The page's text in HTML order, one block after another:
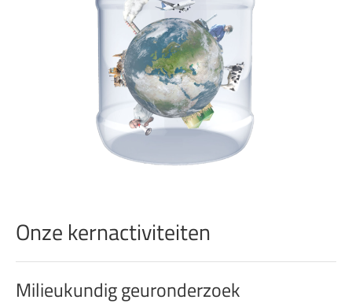
Onze kernactiviteiten
Milieukundig geuronderzoek